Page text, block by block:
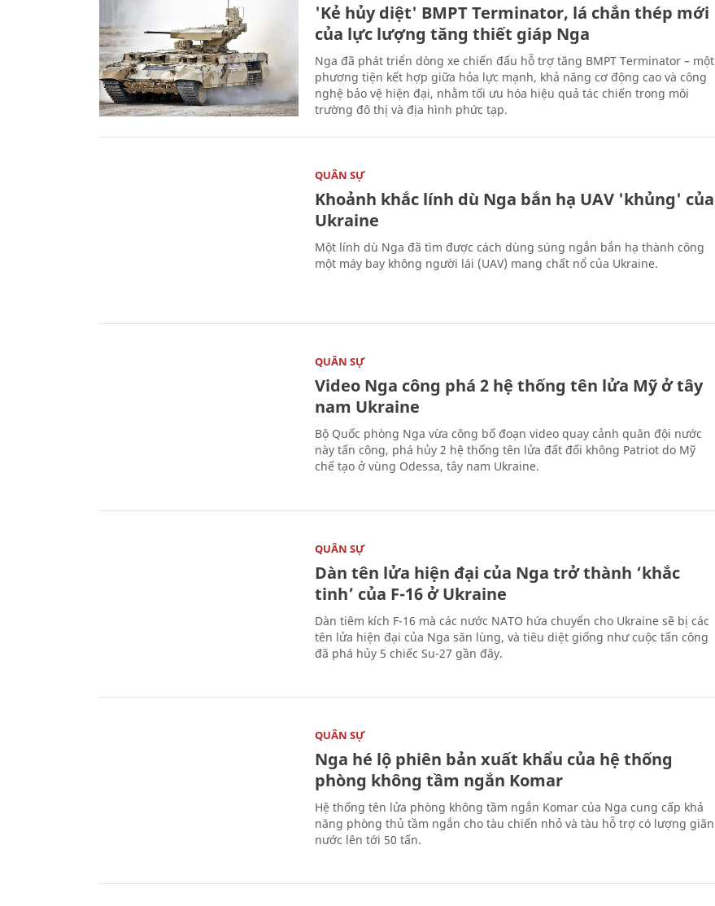
'Kẻ hủy diệt' BMPT Terminator, lá chắn thép mới
của lực lượng tăng thiết giáp Nga
Nga đã phát triển dòng xe chiến đấu hỗ trợ tăng BMPT Terminator – một
phương tiện kết hợp giữa hỏa lực mạnh, khả năng cơ động cao và công
nghệ bảo vệ hiện đại, nhằm tối ưu hóa hiệu quả tác chiến trong môi
trường đô thị và địa hình phức tạp.
QUÂN SỰ
Khoảnh khắc lính dù Nga bắn hạ UAV 'khủng' của
Ukraine
Một lính dù Nga đã tìm được cách dùng súng ngắn bắn hạ thành công
một máy bay không người lái (UAV) mang chất nổ của Ukraine.
QUÂN SỰ
Video Nga công phá 2 hệ thống tên lửa Mỹ ở tây
nam Ukraine
Bộ Quốc phòng Nga vừa công bố đoạn video quay cảnh quân đội nước
này tấn công, phá hủy 2 hệ thống tên lửa đất đối không Patriot do Mỹ
chế tạo ở vùng Odessa, tây nam Ukraine.
QUÂN SỰ
Dàn tên lửa hiện đại của Nga trở thành ‘khắc
tinh’ của F-16 ở Ukraine
Dàn tiêm kích F-16 mà các nước NATO hứa chuyển cho Ukraine sẽ bị các
tên lửa hiện đại của Nga săn lùng, và tiêu diệt giống như cuộc tấn công
đã phá hủy 5 chiếc Su-27 gần đây.
QUÂN SỰ
Nga hé lộ phiên bản xuất khẩu của hệ thống
phòng không tầm ngắn Komar
Hệ thống tên lửa phòng không tầm ngắn Komar của Nga cung cấp khả
năng phòng thủ tầm ngắn cho tàu chiến nhỏ và tàu hỗ trợ có lượng giãn
nước lên tới 50 tấn.